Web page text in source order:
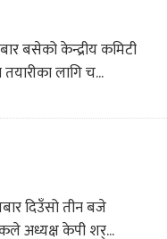
बसेको केन्द्रीय कमिटी
लागि च...
दिउँसो तीन बजे
अध्यक्ष केपी शर्...